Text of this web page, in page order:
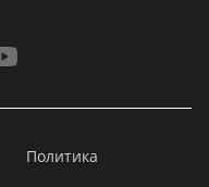
Политика